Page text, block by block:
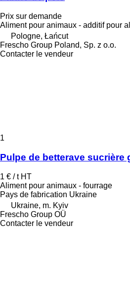
Prix sur demande
Aliment pour animaux - additif pour
Pologne, Łańcut
Frescho Group Poland, Sp. z o.o.
Contacter le vendeur
1
Pulpe de betterave sucrière
1 € / t HT
Aliment pour animaux - fourrage
Pays de fabrication Ukraine
Ukraine, m. Kyiv
Frescho Group OÜ
Contacter le vendeur